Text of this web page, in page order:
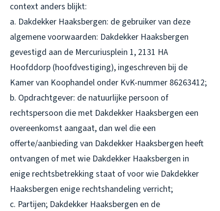
context anders blijkt:
a. Dakdekker Haaksbergen: de gebruiker van deze
algemene voorwaarden: Dakdekker Haaksbergen
gevestigd aan de Mercuriusplein 1, 2131 HA
Hoofddorp (hoofdvestiging), ingeschreven bij de
Kamer van Koophandel onder KvK-nummer 86263412;
b. Opdrachtgever: de natuurlijke persoon of
rechtspersoon die met Dakdekker Haaksbergen een
overeenkomst aangaat, dan wel die een
offerte/aanbieding van Dakdekker Haaksbergen heeft
ontvangen of met wie Dakdekker Haaksbergen in
enige rechtsbetrekking staat of voor wie Dakdekker
Haaksbergen enige rechtshandeling verricht;
c. Partijen; Dakdekker Haaksbergen en de